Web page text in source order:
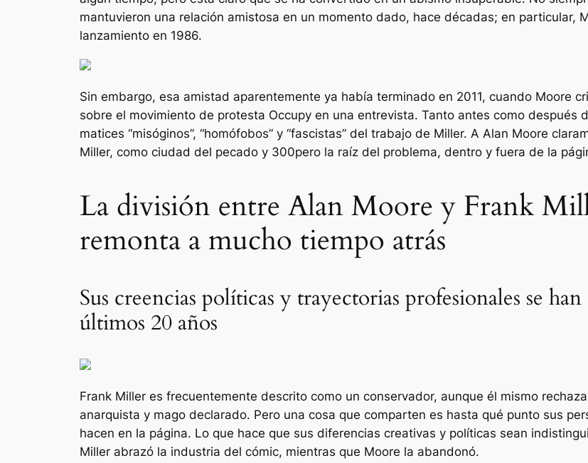
mantuvieron una relación amistosa en un momento dado, hace décadas; en particular,
lanzamiento en 1986.
Sin embargo, esa amistad aparentemente ya había terminado en 2011, cuando Moore
sobre el movimiento de protesta Occupy en una entrevista. Tanto antes como después
matices “misóginos”, “homófobos” y “fascistas” del trabajo de Miller. A Alan Moore
Miller, como ciudad del pecado y 300pero la raíz del problema, dentro y fuera de la
La división entre Alan Moore y Frank
remonta a mucho tiempo atrás
Sus creencias políticas y trayectorias profesionales se
últimos 20 años
Frank Miller es frecuentemente descrito como un conservador, aunque él mismo
anarquista y mago declarado. Pero una cosa que comparten es hasta qué punto sus
hacen en la página. Lo que hace que sus diferencias creativas y políticas sean
Miller abrazó la industria del cómic, mientras que Moore la abandonó.